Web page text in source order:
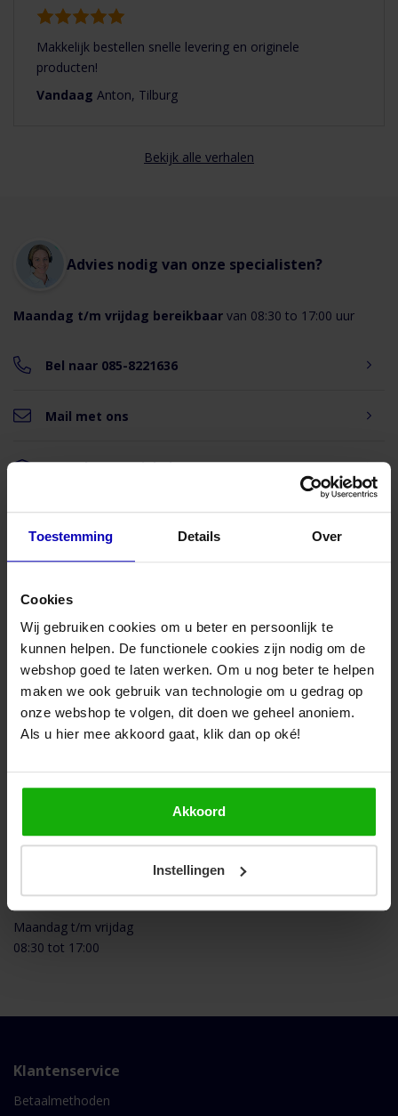
Toestemming Details Over
Cookies
Wij gebruiken cookies om u beter en persoonlijk te
kunnen helpen. De functionele cookies zijn nodig om de
webshop goed te laten werken. Om u nog beter te helpen
maken we ook gebruik van technologie om u gedrag op
onze webshop te volgen, dit doen we geheel anoniem.
Als u hier mee akkoord gaat, klik dan op oké!
Akkoord
Instellingen
Makkelijk bestellen snelle levering en originele
producten!
Vandaag Anton, Tilburg
Bekijk alle verhalen
Advies nodig van onze specialisten?
Maandag t/m vrijdag bereikbaar van 08:30 to 17:00 uur
Bel naar 085-8221636
Mail met ons
Bezoek onze winkel
winkel in Ede
Boylestraat 21C
Openingstijden winkel
Maandag t/m vrijdag
08:30 tot 17:00
Klantenservice
Betaalmethoden